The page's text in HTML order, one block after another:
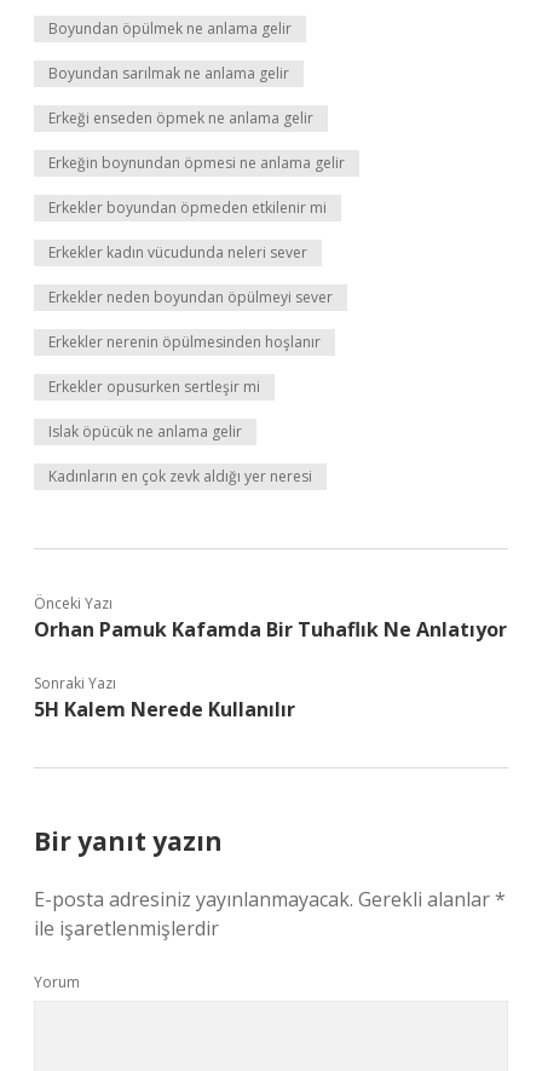
Boyundan öpülmek ne anlama gelir
Boyundan sarılmak ne anlama gelir
Erkeği enseden öpmek ne anlama gelir
Erkeğin boynundan öpmesi ne anlama gelir
Erkekler boyundan öpmeden etkilenir mi
Erkekler kadın vücudunda neleri sever
Erkekler neden boyundan öpülmeyi sever
Erkekler nerenin öpülmesinden hoşlanır
Erkekler opusurken sertleşir mi
Islak öpücük ne anlama gelir
Kadınların en çok zevk aldığı yer neresi
Önceki Yazı
Orhan Pamuk Kafamda Bir Tuhaflık Ne Anlatıyor
Sonraki Yazı
5H Kalem Nerede Kullanılır
Bir yanıt yazın
E-posta adresiniz yayınlanmayacak. Gerekli alanlar*
ile işaretlenmişlerdir
Yorum